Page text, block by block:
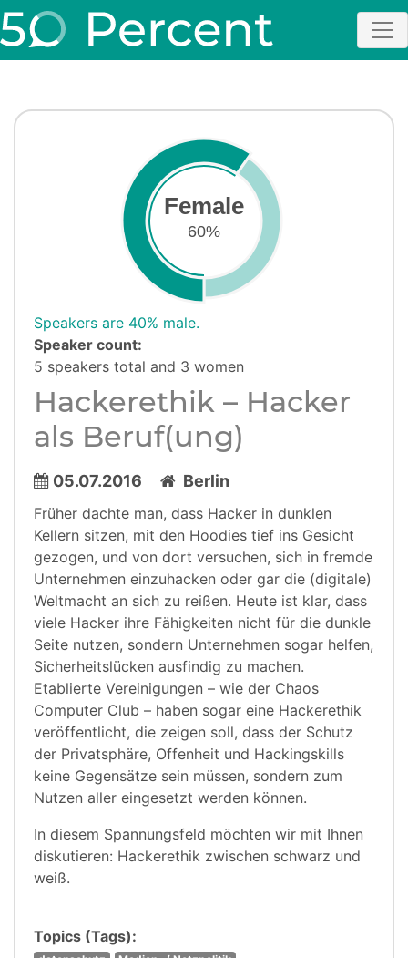
Female
60%
Speakers are 40% male.
Speaker count:
5 speakers total and 3 women
Hackerethik – Hacker
als Beruf(ung)
05.07.2016 Berlin
Früher dachte man, dass Hacker in dunklen
Kellern sitzen, mit den Hoodies tief ins Gesicht
gezogen, und von dort versuchen, sich in fremde
Unternehmen einzuhacken oder gar die (digitale)
Weltmacht an sich zu reißen. Heute ist klar, dass
viele Hacker ihre Fähigkeiten nicht für die dunkle
Seite nutzen, sondern Unternehmen sogar helfen,
Sicherheitslücken ausfindig zu machen.
Etablierte Vereinigungen – wie der Chaos
Computer Club – haben sogar eine Hackerethik
veröffentlicht, die zeigen soll, dass der Schutz
der Privatsphäre, Offenheit und Hackingskills
keine Gegensätze sein müssen, sondern zum
Nutzen aller eingesetzt werden können.
In diesem Spannungsfeld möchten wir mit Ihnen
diskutieren: Hackerethik zwischen schwarz und
weiß.
Topics (Tags):